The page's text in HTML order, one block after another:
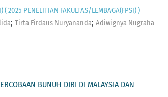
( 2025 PENELITIAN FAKULTAS/LEMBAGA(FPSI) )
; Tirta Firdaus Nuryananda; Adiwignya Nugraha
BUNUH DIRI DI MALAYSIA DAN